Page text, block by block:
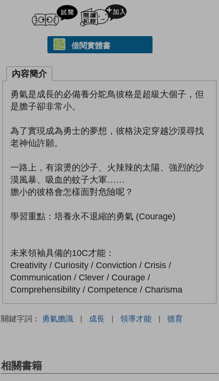
試閲
借閱實體書
內容簡介
勇氣是成長的必備養分鴕鳥彼格是超級大個子，但
是膽子卻非常小。
為了實現成為勇士的夢想，彼格決定穿越沙漠尋找
老神仙許願。
一路上，有滾燙的沙子、火辣辣的太陽、強烈的沙
漠風暴、吸血的蚊子大軍……
膽小的彼格會怎樣面對危險呢？
學習重點：培養永不退縮的勇氣 (Courage)
未來領袖具備的10C才能：
Creativity / Curiosity / Conviction / Crisis /
Communication / Clever / Courage /
Comprehensibility / Competence / Charisma
關鍵字詞： 勇氣膽識 | 成長 | 領導才能 | 德育
相關書籍